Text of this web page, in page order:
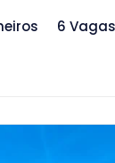
6 Vagas